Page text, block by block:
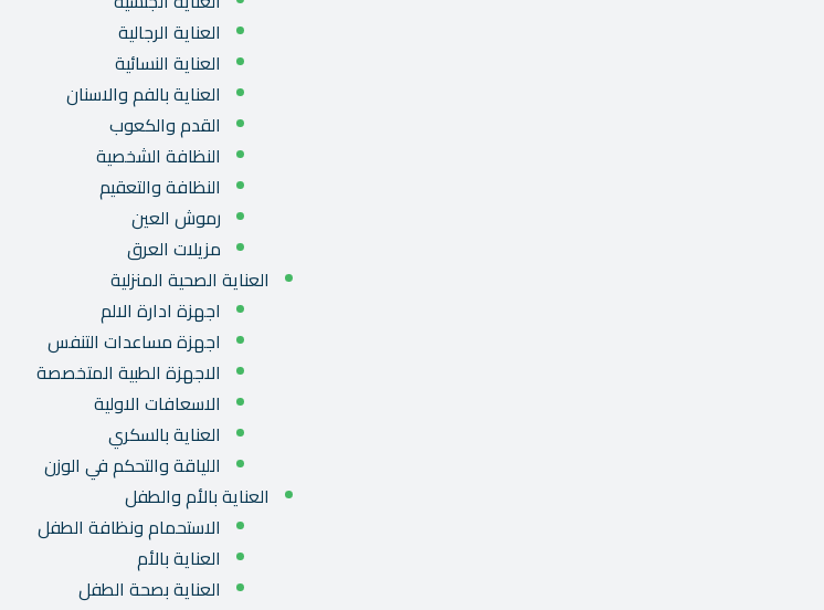
العناية الرجالية
العناية النسائية
العناية بالفم والاسنان
القدم والكعوب
النظافة الشخصية
النظافة والتعقيم
رموش العين
مزيلات العرق
العناية الصحية المنزلية
اجهزة ادارة الالم
اجهزة مساعدات التنفس
الاجهزة الطبية المتخصصة
الاسعافات الاولية
العناية بالسكري
اللياقة والتحكم في الوزن
العناية بالأم والطفل
الاستحمام ونظافة الطفل
العناية بالأم
العناية بصحة الطفل